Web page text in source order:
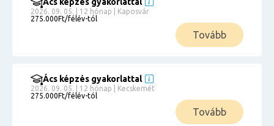
2026. 09. 05. | 12 hónap | Kaposvár
275.000Ft/félév-tól
Tovább
Ács képzés gyakorlattal
2026. 09. 05. | 12 hónap | Kecskemét
275.000Ft/félév-tól
Tovább